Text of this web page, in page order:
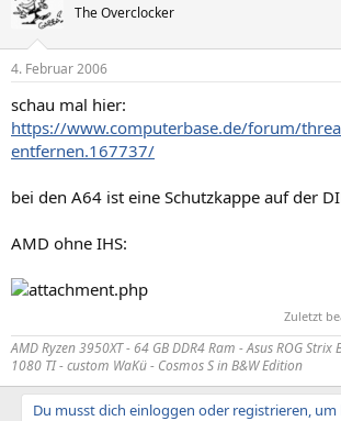
The Overclocker
4. Februar 2006
schau mal hier:
https://www.computerbase.de/forum/
entfernen.167737/
bei den A64 ist eine Schutzkappe auf der
AMD ohne IHS:
Zuletzt
AMD Ryzen 3950XT - 64 GB DDR4 Ram - Asus ROG
1080 TI - custom WaKü - Cosmos S in B&W Edition
Du musst dich einloggen oder registrieren,